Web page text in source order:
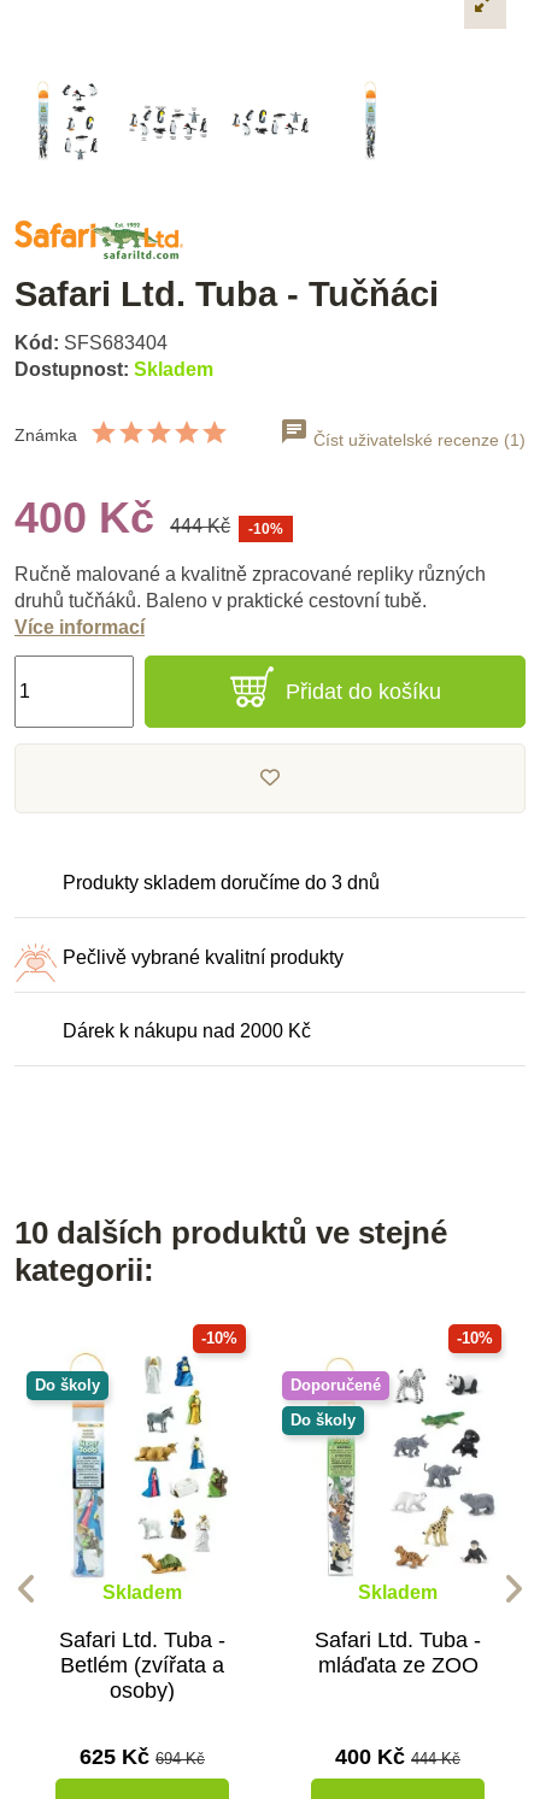
Safari Ltd. Tuba - Tučňáci
Kód: SFS683404
Dostupnost: Skladem
Známka Číst uživatelské recenze (1)
400 Kč 444 Kč -10%
Ručně malované a kvalitně zpracované repliky různých
druhů tučňáků. Baleno v praktické cestovní tubě.
Více informací
Přidat do košíku
Produkty skladem doručíme do 3 dnů
Pečlivě vybrané kvalitní produkty
Dárek k nákupu nad 2000 Kč
10 dalších produktů ve stejné
kategorii:
-10%
Do školy
Skladem
Safari Ltd. Tuba -
Betlém (zvířata a
osoby)
625 Kč 694 Kč
-10%
Doporučené
Do školy
Skladem
Safari Ltd. Tuba -
mláďata ze ZOO
400 Kč 444 Kč